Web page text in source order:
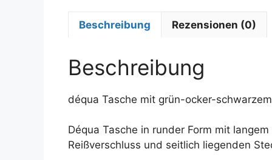
Beschreibung Rezensionen (0)
Beschreibung
déqua Tasche mit grün-ocker-
Déqua Tasche in runder Form mit
Reißverschluss und seitlich liegenden